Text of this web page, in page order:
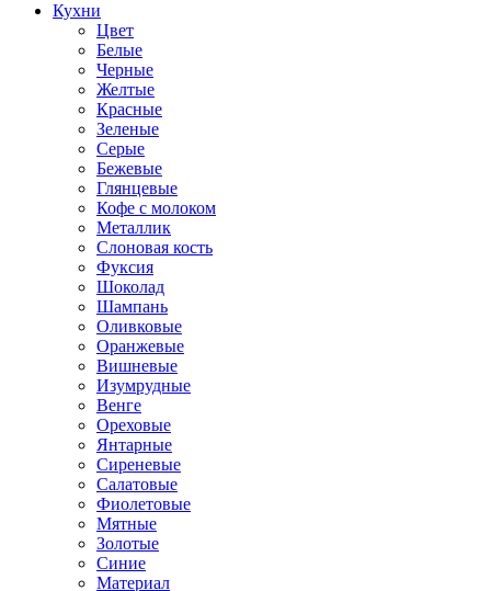
Кухни
Цвет
Белые
Черные
Желтые
Красные
Зеленые
Серые
Бежевые
Глянцевые
Кофе с молоком
Металлик
Слоновая кость
Фуксия
Шоколад
Шампань
Оливковые
Оранжевые
Вишневые
Изумрудные
Венге
Ореховые
Янтарные
Сиреневые
Салатовые
Фиолетовые
Мятные
Золотые
Синие
Материал